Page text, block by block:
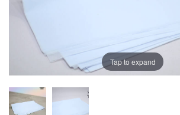
Tap to expand